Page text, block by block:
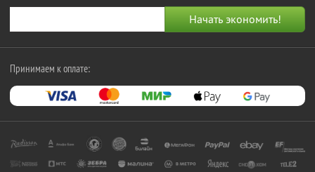
Принимаем к оплате: